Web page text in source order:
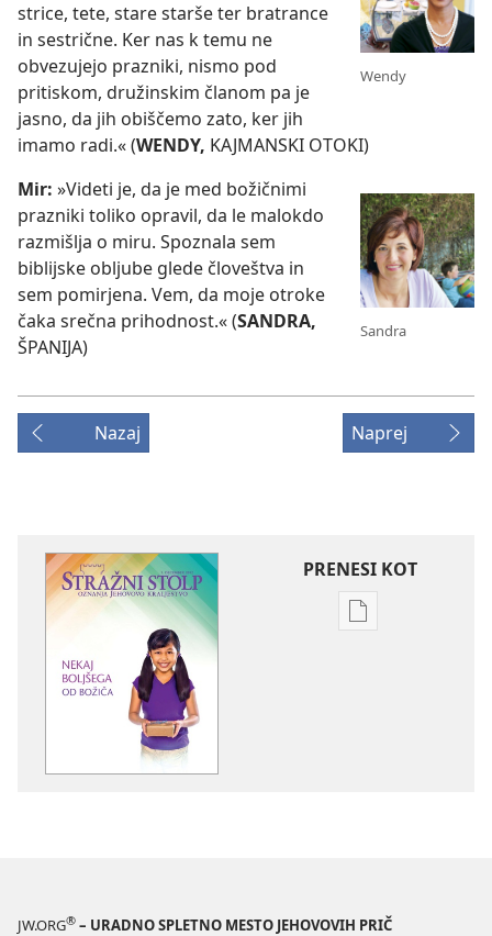
Wendy
strice, tete, stare starše ter bratrance
in sestrične. Ker nas k temu ne
obvezujejo prazniki, nismo pod
pritiskom, družinskim članom pa je
jasno, da jih obiščemo zato, ker jih
imamo radi.« (WENDY, KAJMANSKI OTOKI)
Sandra
Mir: »Videti je, da je med božičnimi
prazniki toliko opravil, da le malokdo
razmišlja o miru. Spoznala sem
biblijske obljube glede človeštva in
sem pomirjena. Vem, da moje otroke
čaka srečna prihodnost.« (SANDRA,
ŠPANIJA)
Nazaj Naprej
PRENESI KOT
Možnosti
JW.ORG® – URADNO SPLETNO MESTO JEHOVOVIH PRIČ